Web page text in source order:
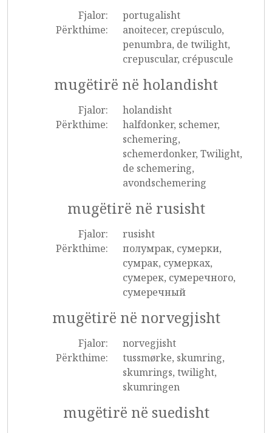
Fjalor:
portugalisht
Përkthime:
anoitecer, crepúsculo,
penumbra, de twilight,
crepuscular, crépuscule
mugëtirë në holandisht
Fjalor:
holandisht
Përkthime:
halfdonker, schemer,
schemering,
schemerdonker, Twilight,
de schemering,
avondschemering
mugëtirë në rusisht
Fjalor:
rusisht
Përkthime:
полумрак, сумерки,
сумрак, сумерках,
сумерек, сумеречного,
сумеречный
mugëtirë në norvegjisht
Fjalor:
norvegjisht
Përkthime:
tussmørke, skumring,
skumrings, twilight,
skumringen
mugëtirë në suedisht